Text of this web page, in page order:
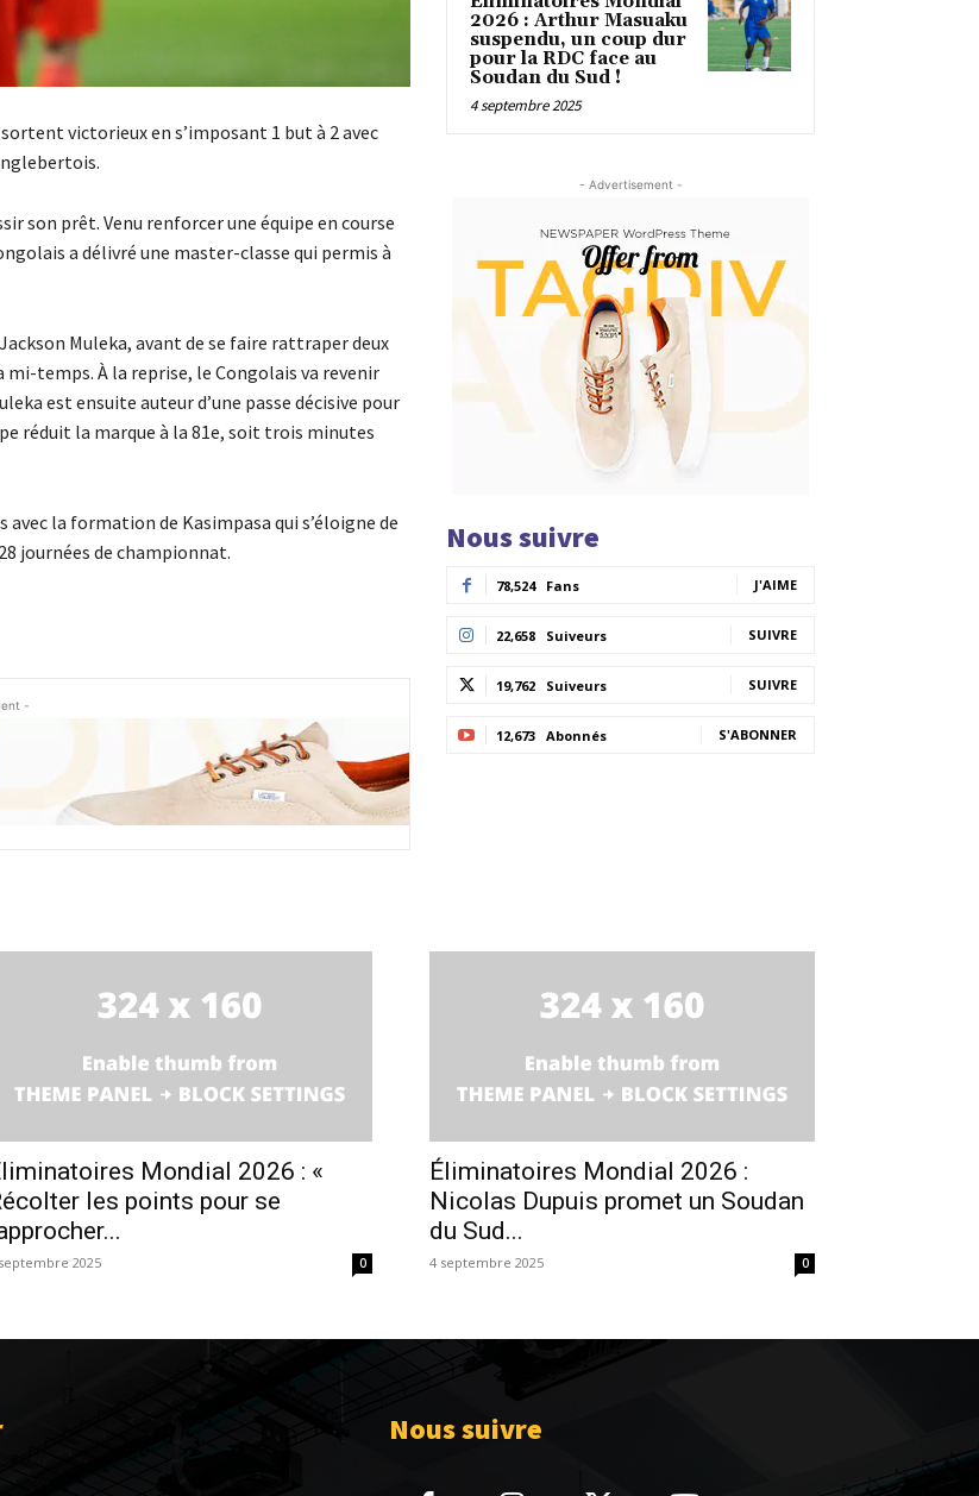
victorieux en s’imposant 1 but à 2 avec
son prêt. Venu renforcer une équipe en course
a délivré une master-classe qui permis à
Muleka, avant de se faire rattraper deux
mi-temps. À la reprise, le Congolais va revenir
est ensuite auteur d’une passe décisive pour
réduit la marque à la 81e, soit trois minutes
la formation de Kasimpasa qui s’éloigne de
journées de championnat.
-
2026 : Arthur Masuaku
suspendu, un coup dur
pour la RDC face au
Soudan du Sud !
4 septembre 2025
- Advertisement -
Nous suivre
78,524 Fans J'AIME
22,658 Suiveurs SUIVRE
19,762 Suiveurs SUIVRE
12,673 Abonnés S'ABONNER
Mondial 2026 : «
les points pour se
2025 0
Éliminatoires Mondial 2026 :
Nicolas Dupuis promet un Soudan
du Sud...
4 septembre 2025 0
Nous suivre